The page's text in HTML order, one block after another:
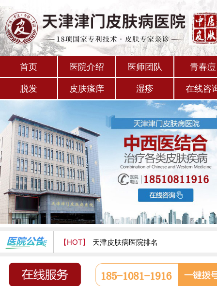
首页 医院介绍 医师团队 青春痘
脱发 皮肤瘙痒 湿疹 在线咨
【HOT】 天津皮肤病医院排名
天津津门皮肤病医院怎么样